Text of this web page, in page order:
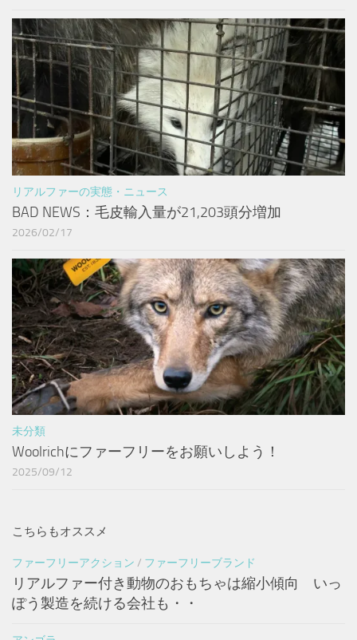
リアルファーの実態・ニュース
BAD NEWS：毛皮輸入量が21,203頭分増加
2026/02/17
未分類
Woolrichにファーフリーをお願いしよう！
2025/09/12
こちらもオススメ
ファーフリーアクション / ファーフリーブランド
リアルファー付き動物のおもちゃは縮小傾向 いっ
ぽう製造を続ける会社も・・